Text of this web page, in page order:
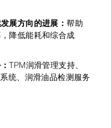
展方向的进展：帮助
降低能耗和综合成
TPM润滑管理支持、
统、润滑油品检测服务